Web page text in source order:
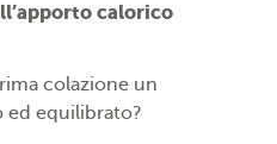
calorico
colazione un
ed equilibrato?